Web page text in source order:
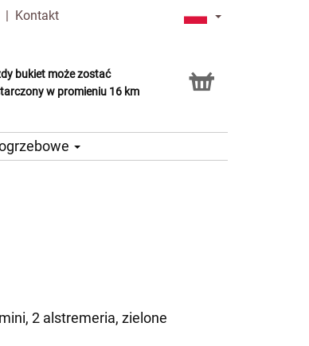
| Kontakt
bukiet może zostać
w promieniu 16 km
Click & Collect
2 alstremeria, zielone